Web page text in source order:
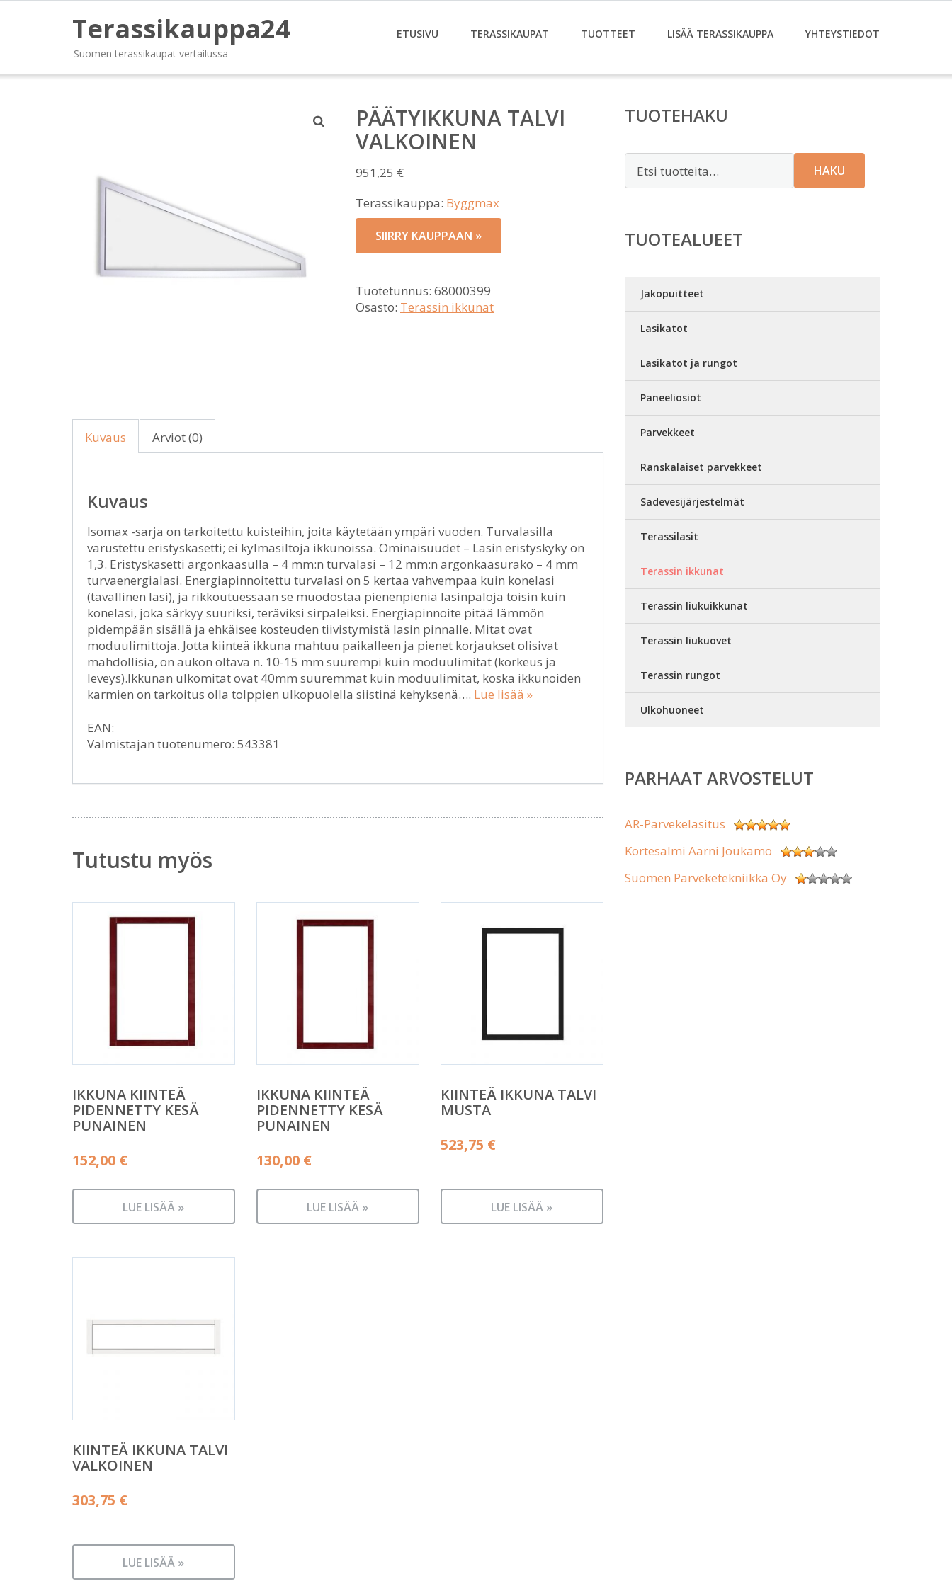
Terassikauppa24
Suomen terassikaupat vertailussa
ETUSIVU TERASSIKAUPAT TUOTTEET LISÄÄ TERASSIKAUPPA YHTEYSTIEDOT
PÄÄTYIKKUNA TALVI
VALKOINEN
951,25 €
Terassikauppa: Byggmax
SIIRRY KAUPPAAN »
Tuotetunnus: 68000399
Osasto: Terassin ikkunat
Kuvaus Arviot (0)
Kuvaus
Isomax -sarja on tarkoitettu kuisteihin, joita käytetään ympäri vuoden. Turvalasilla
varustettu eristyskasetti; ei kylmäsiltoja ikkunoissa. Ominaisuudet – Lasin eristyskyky on
1,3. Eristyskasetti argonkaasulla – 4 mm:n turvalasi – 12 mm:n argonkaasurako – 4 mm
turvaenergialasi. Energiapinnoitettu turvalasi on 5 kertaa vahvempaa kuin konelasi
(tavallinen lasi), ja rikkoutuessaan se muodostaa pienenpieniä lasinpaloja toisin kuin
konelasi, joka särkyy suuriksi, teräviksi sirpaleiksi. Energiapinnoite pitää lämmön
pidempään sisällä ja ehkäisee kosteuden tiivistymistä lasin pinnalle. Mitat ovat
moduulimittoja. Jotta kiinteä ikkuna mahtuu paikalleen ja pienet korjaukset olisivat
mahdollisia, on aukon oltava n. 10-15 mm suurempi kuin moduulimitat (korkeus ja
leveys).Ikkunan ulkomitat ovat 40mm suuremmat kuin moduulimitat, koska ikkunoiden
karmien on tarkoitus olla tolppien ulkopuolella siistinä kehyksenä…. Lue lisää »
EAN:
Valmistajan tuotenumero: 543381
Tutustu myös
IKKUNA KIINTEÄ
PIDENNETTY KESÄ
PUNAINEN
152,00 €
LUE LISÄÄ »
IKKUNA KIINTEÄ
PIDENNETTY KESÄ
PUNAINEN
130,00 €
LUE LISÄÄ »
KIINTEÄ IKKUNA TALVI
MUSTA
523,75 €
LUE LISÄÄ »
KIINTEÄ IKKUNA TALVI
VALKOINEN
303,75 €
LUE LISÄÄ »
TUOTEHAKU
HAKU
TUOTEALUEET
Jakopuitteet
Lasikatot
Lasikatot ja rungot
Paneeliosiot
Parvekkeet
Ranskalaiset parvekkeet
Sadevesijärjestelmät
Terassilasit
Terassin ikkunat
Terassin liukuikkunat
Terassin liukuovet
Terassin rungot
Ulkohuoneet
PARHAAT ARVOSTELUT
AR-Parvekelasitus
Kortesalmi Aarni Joukamo
Suomen Parveketekniikka Oy